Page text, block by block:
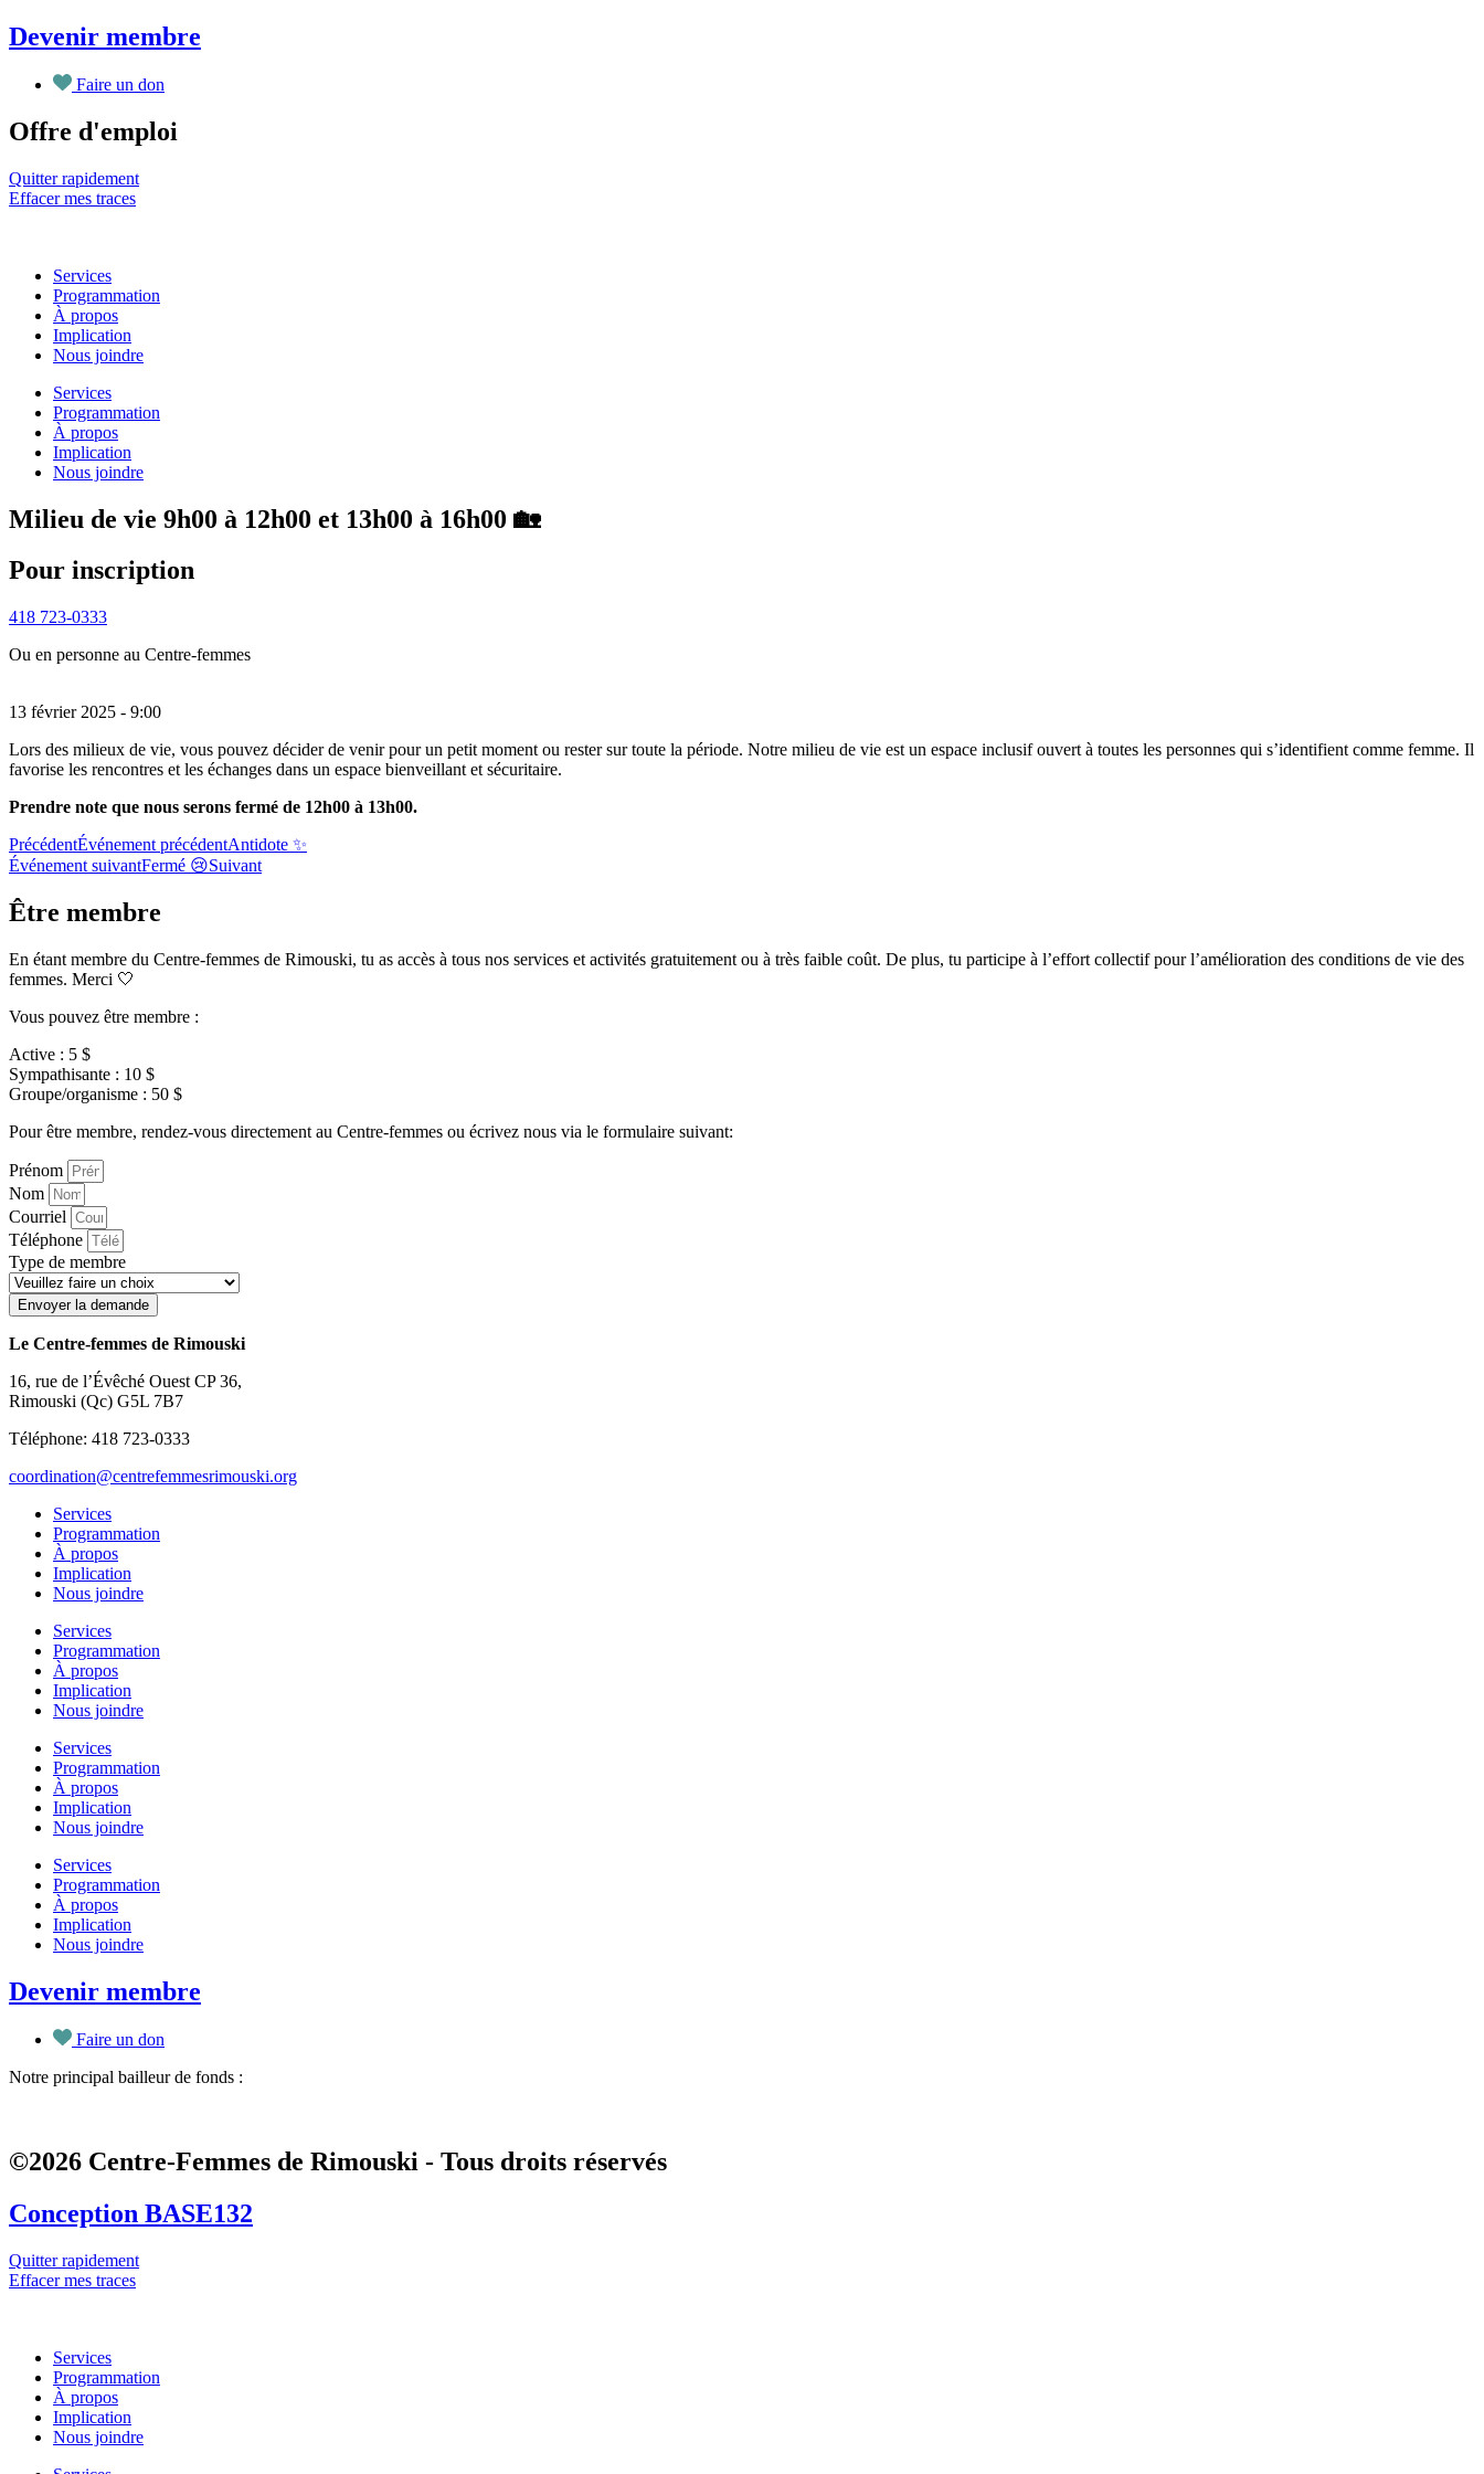
Aller
au
contenu
Devenir membre
Faire un don
Offre d'emploi
Quitter rapidement
Effacer mes traces
Services
Programmation
À propos
Implication
Nous joindre
Services
Programmation
À propos
Implication
Nous joindre
Milieu de vie 9h00 à 12h00 et 13h00 à 16h00 🏡
Pour inscription
418 723-0333
Ou en personne au Centre-femmes
13 février 2025 - 9:00
Lors des milieux de vie, vous pouvez décider de venir pour un petit moment ou rester sur toute la période. Notre milieu de vie est un espace inclusif ouvert à toutes les personnes qui s’identifient comme femme. Il
favorise les rencontres et les échanges dans un espace bienveillant et sécuritaire.
Prendre note que nous serons fermé de 12h00 à 13h00.
PrécédentÉvénement précédentAntidote ✨
Événement suivantFermé 😢Suivant
Être membre
En étant membre du Centre-femmes de Rimouski, tu as accès à tous nos services et activités gratuitement ou à très faible coût. De plus, tu participe à l’effort collectif pour l’amélioration des conditions de vie des
femmes. Merci 🤍
Vous pouvez être membre :
Active : 5 $
Sympathisante : 10 $
Groupe/organisme : 50 $
Pour être membre, rendez-vous directement au Centre-femmes ou écrivez nous via le formulaire suivant:
Prénom
Nom
Courriel
Téléphone
Type de membre
Envoyer la demande
Le Centre-femmes de Rimouski
16, rue de l’Évêché Ouest CP 36,
Rimouski (Qc) G5L 7B7
Téléphone: 418 723-0333
coordination@centrefemmesrimouski.org
Services
Programmation
À propos
Implication
Nous joindre
Services
Programmation
À propos
Implication
Nous joindre
Services
Programmation
À propos
Implication
Nous joindre
Services
Programmation
À propos
Implication
Nous joindre
Devenir membre
Faire un don
Notre principal bailleur de fonds :
©2026 Centre-Femmes de Rimouski - Tous droits réservés
Conception BASE132
Quitter rapidement
Effacer mes traces
Services
Programmation
À propos
Implication
Nous joindre